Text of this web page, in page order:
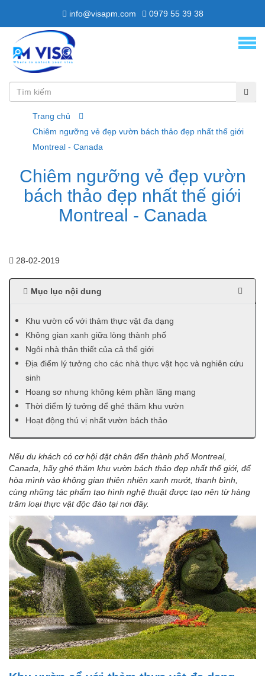
info@visapm.com 0979 55 39 38
Trang chủ
Chiêm ngưỡng vẻ đẹp vườn bách thảo đẹp nhất thế giới
Montreal - Canada
Chiêm ngưỡng vẻ đẹp vườn
bách thảo đẹp nhất thế giới
Montreal - Canada
28-02-2019
Mục lục nội dung
Khu vườn cổ với thảm thực vật đa dạng
Không gian xanh giữa lòng thành phố
Ngôi nhà thân thiết của cả thế giới
Địa điểm lý tưởng cho các nhà thực vật học và nghiên cứu
sinh
Hoang sơ nhưng không kém phần lãng mạng
Thời điểm lý tưởng để ghé thăm khu vườn
Hoạt động thú vị nhất vườn bách thảo
Nếu du khách có cơ hội đặt chân đến thành phố Montreal,
Canada, hãy ghé thăm khu vườn bách thảo đẹp nhất thế giới, để
hòa mình vào không gian thiên nhiên xanh mướt, thanh bình,
cùng những tác phẩm tạo hình nghệ thuật được tạo nên từ hàng
trăm loại thực vật độc đáo tại nơi đây.